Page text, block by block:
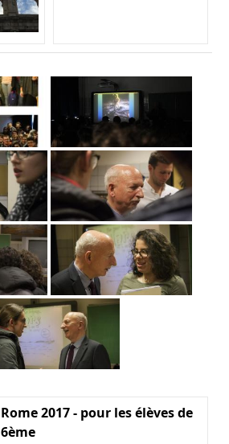
Rome 2017 - pour les élèves de
6ème